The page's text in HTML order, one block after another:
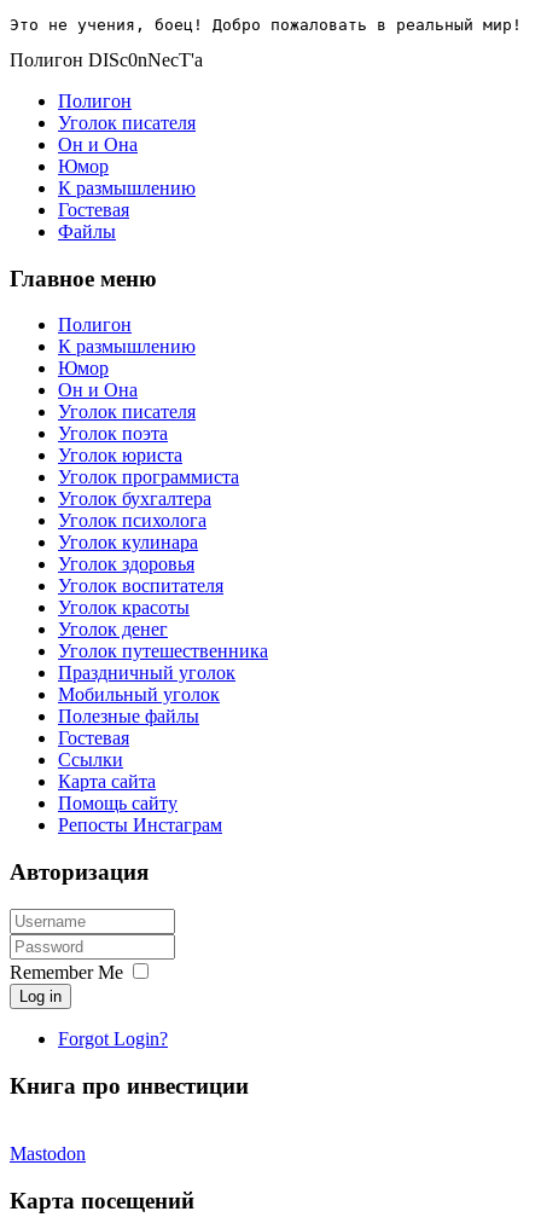
Это не учения, боец! Добро пожаловать в реальный мир!
Полигон DISc0nNecT'a
Полигон
Уголок писателя
Он и Она
Юмор
К размышлению
Гостевая
Файлы
Главное меню
Полигон
К размышлению
Юмор
Он и Она
Уголок писателя
Уголок поэта
Уголок юриста
Уголок программиста
Уголок бухгалтера
Уголок психолога
Уголок кулинара
Уголок здоровья
Уголок воспитателя
Уголок красоты
Уголок денег
Уголок путешественника
Праздничный уголок
Мобильный уголок
Полезные файлы
Гостевая
Ссылки
Карта сайта
Помощь сайту
Репосты Инстаграм
Авторизация
Remember Me
Log in
Forgot Login?
Книга про инвестиции
Mastodon
Карта посещений